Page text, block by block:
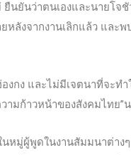
นยันว่าตนเองและนายโจ
หลังจากงานเลิกแล้ว และ
งกง และไม่มีเจตนาที่จะ
มก้าวหน้าของสังคมไทย”
มู่ผู้พูดในงานสัมมนาต่างๆ